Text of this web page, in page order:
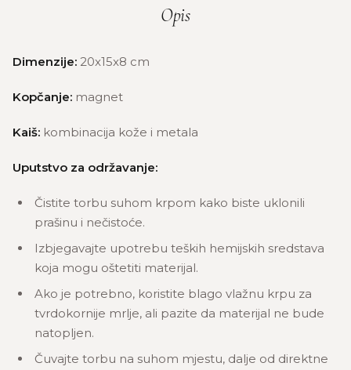
Opis
Dimenzije: 20x15x8 cm
Kopčanje: magnet
Kaiš: kombinacija kože i metala
Uputstvo za održavanje:
Čistite torbu suhom krpom kako biste uklonili
prašinu i nečistoće.
Izbjegavajte upotrebu teških hemijskih sredstava
koja mogu oštetiti materijal.
Ako je potrebno, koristite blago vlažnu krpu za
tvrdokornije mrlje, ali pazite da materijal ne bude
natopljen.
Čuvajte torbu na suhom mjestu, dalje od direktne